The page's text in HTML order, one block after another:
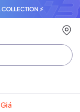
⚡
Giá